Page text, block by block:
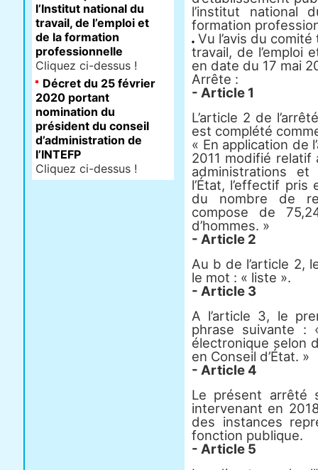
l’institut national
formation
Vu l’avis du
travail, de l’emploi
en date du 17 mai
Arrête :
- Article 1
L’article 2 de
est complété
« En application de
2011 modifié relatif
administrations
l’État, l’effectif
du nombre de
compose de
d’hommes. »
- Article 2
Au b de l’article 2,
le mot : « liste ».
- Article 3
A l’article 3, le
phrase suivante
électronique selon
en Conseil d’État. »
- Article 4
Le présent arrêté
intervenant en
des instances
fonction publique.
- Article 5
l’Institut national du
travail, de l’emploi et
de la formation
professionnelle
Cliquez ci-dessus !
Décret du 25 février
2020 portant
nomination du
président du conseil
d’administration de
l’INTEFP
Cliquez ci-dessus !